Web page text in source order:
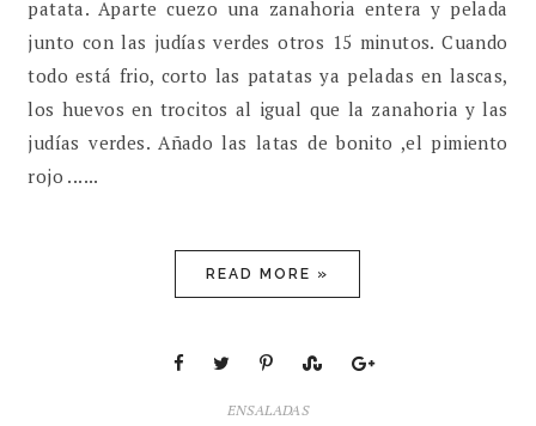
patata. Aparte cuezo una zanahoria entera y pelada
junto con las judías verdes otros 15 minutos. Cuando
todo está frio, corto las patatas ya peladas en lascas,
los huevos en trocitos al igual que la zanahoria y las
judías verdes. Añado las latas de bonito ,el pimiento
rojo ......
READ MORE »
ENSALADAS